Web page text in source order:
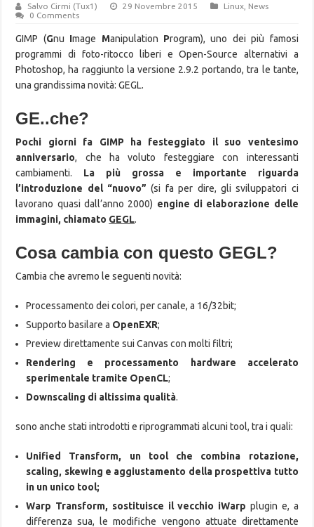
Salvo Cirmi (Tux1) 29 Novembre 2015 Linux News
0 Comments
GIMP (Gnu Image Manipulation Program), uno dei più famosi
programmi di foto-ritocco liberi e Open-Source alternativi a
Photoshop, ha raggiunto la versione 2.9.2 portando, tra le tante,
una grandissima novità: GEGL.
GE..che?
Pochi giorni fa GIMP ha festeggiato il suo ventesimo
anniversario, che ha voluto festeggiare con interessanti
cambiamenti. La più grossa e importante riguarda
l’introduzione del “nuovo” (si fa per dire, gli sviluppatori ci
lavorano quasi dall’anno 2000) engine di elaborazione delle
immagini, chiamato GEGL.
Cosa cambia con questo GEGL?
Cambia che avremo le seguenti novità:
Processamento dei colori, per canale, a 16/32bit;
Supporto basilare a OpenEXR;
Preview direttamente sui Canvas con molti filtri;
Rendering e processamento hardware accelerato
sperimentale tramite OpenCL;
Downscaling di altissima qualità.
sono anche stati introdotti e riprogrammati alcuni tool, tra i quali:
Unified Transform, un tool che combina rotazione,
scaling, skewing e aggiustamento della prospettiva tutto
in un unico tool;
Warp Transform, sostituisce il vecchio iWarp plugin e, a
differenza sua, le modifiche vengono attuate direttamente